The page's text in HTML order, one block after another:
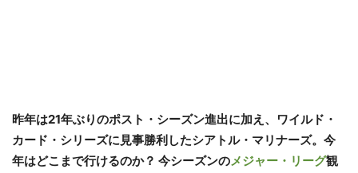
昨年は21年ぶりのポスト・シーズン進出に加え、ワイルド・
カード・シリーズに見事勝利したシアトル・マリナーズ。今
年はどこまで行けるのか？ 今シーズンのメジャー・リーグ観